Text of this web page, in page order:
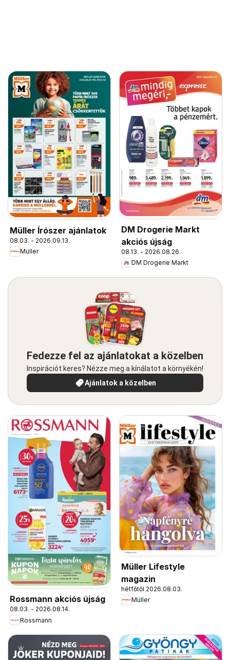
Müller Írószer ajánlatok
08.03. - 2026.09.13.
Müller
DM Drogerie Markt
akciós újság
08.13. - 2026.08.26.
DM Drogerie Markt
Fedezze fel az ajánlatokat a közelben
Inspirációt keres? Nézze meg a kínálatot a környékén!
Ajánlatok a közelben
Rossmann akciós újság
08.03. - 2026.08.14.
Rossmann
Müller Lifestyle
magazin
hétfőtől 2026.08.03.
Müller